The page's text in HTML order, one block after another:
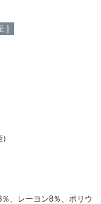
]
、レーヨン8％、ポリウ